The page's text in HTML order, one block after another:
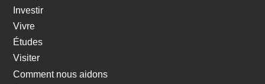
Investir
Vivre
Études
Visiter
Comment nous aidons